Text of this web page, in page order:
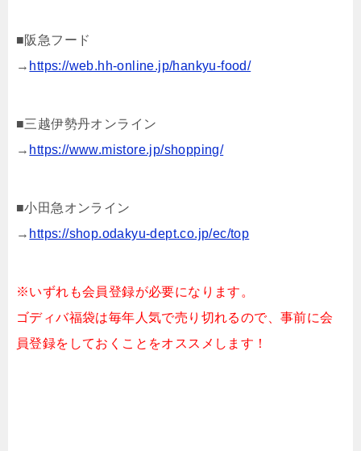
■阪急フード
→ https://web.hh-online.jp/hankyu-food/
■三越伊勢丹オンライン
→ https://www.mistore.jp/shopping/
■小田急オンライン
→ https://shop.odakyu-dept.co.jp/ec/top
※いずれも会員登録が必要になります。
ゴディバ福袋は毎年人気で売り切れるので、事前に会
員登録をしておくことをオススメします！